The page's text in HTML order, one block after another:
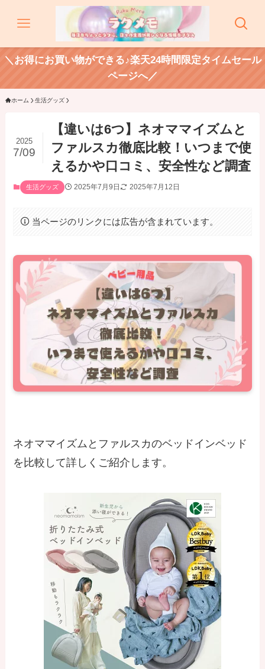
＼お得にお買い物ができる♪楽天24時間限定タイムセール
ページへ／
ホーム 生活グッズ
【違いは6つ】ネオママイズムと
ファルスカ徹底比較！いつまで使
えるかや口コミ、安全性など調査
2025
7/09
生活グッズ 2025年7月9日 2025年7月12日
当ページのリンクには広告が含まれています。
ネオママイズムとファルスカのベッドインベッド
を比較して詳しくご紹介します。